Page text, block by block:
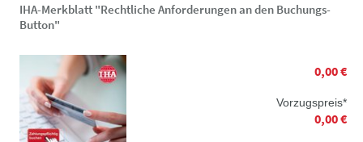
IHA-Merkblatt "Rechtliche Anforderungen an den Buchungs-
Button"
0,00 €
Vorzugspreis*
0,00 €